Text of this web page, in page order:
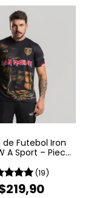
Futebol Iron
A Sport – Piece
(19)